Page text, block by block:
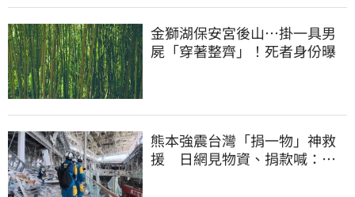
金獅湖保安宮後山…掛一具男
屍「穿著整齊」！死者身份曝
熊本強震台灣「捐一物」神救
援 日網見物資、捐款喊：給